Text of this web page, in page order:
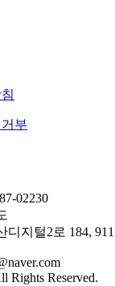
부
02230
디지털2로 184,
Reserved.